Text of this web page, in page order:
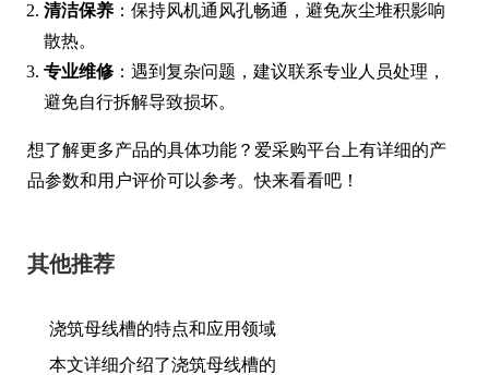
清洁保养 ：保持风机通风孔畅通，避免灰尘堆积影响
散热。
专业维修 ：遇到复杂问题，建议联系专业人员处理，
避免自行拆解导致损坏。
想了解更多产品的具体功能？爱采购平台上有详细的产
品参数和用户评价可以参考。快来看看吧！
其他推荐
浇筑母线槽的特点和应用领域
本文详细介绍了浇筑母线槽的